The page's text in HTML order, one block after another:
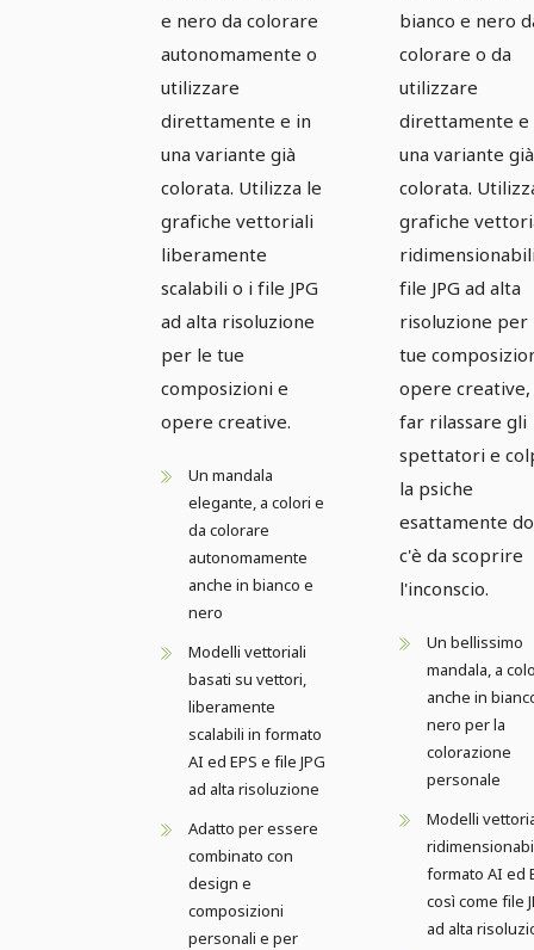
e nero da colorare
autonomamente o
utilizzare
direttamente e in
una variante già
colorata. Utilizza le
grafiche vettoriali
liberamente
scalabili o i file JPG
ad alta risoluzione
per le tue
composizioni e
opere creative.
Un mandala
elegante, a colori e
da colorare
autonomamente
anche in bianco e
nero
Modelli vettoriali
basati su vettori,
liberamente
scalabili in formato
AI ed EPS e file JPG
ad alta risoluzione
Adatto per essere
combinato con
design e
composizioni
personali e per
bianco e nero
colorare o da
utilizzare
direttamente e
una variante già
colorata.
grafiche
file JPG ad alta
risoluzione per
tue
opere
far rilassare gli
spettatori e
la psiche
esattamente
c'è da scoprire
l'inconscio.
Un bellissimo
mandala, a
anche in
nero per la
colorazione
personale
Modelli
formato AI ed
così come file
ad alta